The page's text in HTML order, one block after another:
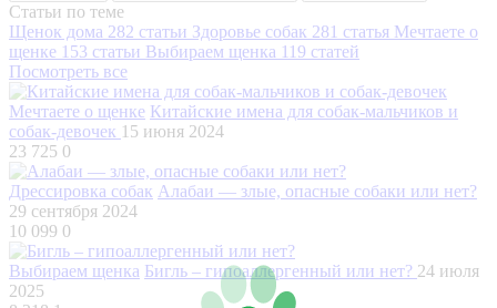
Статьи по теме
Щенок дома 282 статьи Здоровье собак 281 статья Мечтаете о
щенке 153 статьи Выбираем щенка 119 статей
Посмотреть все
Мечтаете о щенке Китайские имена для собак-мальчиков и
собак-девочек 15 июня 2024
23 725 0
Дрессировка собак Алабаи — злые, опасные собаки или нет?
29 сентября 2024
10 099 0
Выбираем щенка Бигль – гипоаллергенный или нет? 24 июля
2025